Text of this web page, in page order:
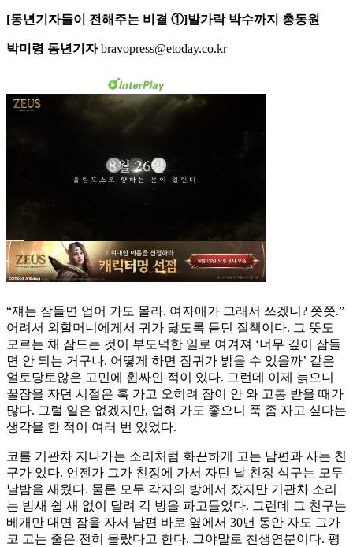
[동년기자들이 전해주는 비결 ①]발가락 박수까지 총동원
박미령 동년기자bravopress@etoday.co.kr
“쟤는 잠들면 업어 가도 몰라. 여자애가 그래서 쓰겠니? 쯧쯧.”
어려서 외할머니에게서 귀가 닳도록 듣던 질책이다. 그 뜻도
모르는 채 잠드는 것이 부도덕한 일로 여겨져 ‘너무 깊이 잠들
면 안 되는 거구나. 어떻게 하면 잠귀가 밝을 수 있을까’ 같은
얼토당토않은 고민에 휩싸인 적이 있다. 그런데 이제 늙으니
꿀잠을 자던 시절은 훅 가고 오히려 잠이 안 와 고통 받을 때가
많다. 그럴 일은 없겠지만, 업혀 가도 좋으니 푹 좀 자고 싶다는
생각을 한 적이 여러 번 있었다.
코를 기관차 지나가는 소리처럼 화끈하게 고는 남편과 사는 친
구가 있다. 언젠가 그가 친정에 가서 자던 날 친정 식구는 모두
날밤을 새웠다. 물론 모두 각자의 방에서 잤지만 기관차 소리
는 밤새 쉴 새 없이 달려 각 방을 파고들었다. 그런데 그 친구는
베개만 대면 잠을 자서 남편 바로 옆에서 30년 동안 자도 그가
코 고는 줄은 전혀 몰랐다고 한다. 그야말로 천생연분이다. 평